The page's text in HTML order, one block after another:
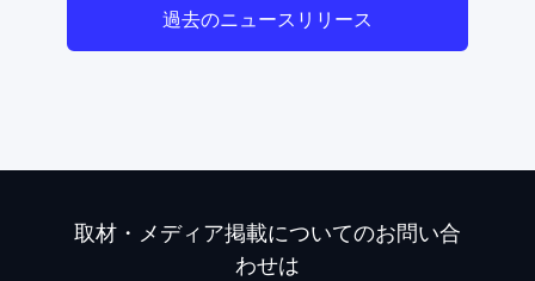
過去のニュースリリース
取材・メディア掲載についてのお問い合
わせは